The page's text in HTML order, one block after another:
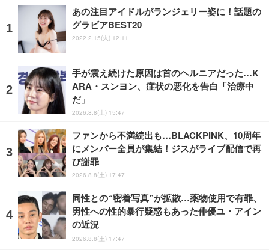
あの注目アイドルがランジェリー姿に！話題の
グラビアBEST20
2022.2.15(火) 12:11
手が震え続けた原因は首のヘルニアだった…K
ARA・スンヨン、症状の悪化を告白「治療中
だ」
2026.8.8(土) 15:47
ファンから不満続出も…BLACKPINK、10周年
にメンバー全員が集結！ジスがライブ配信で再
び謝罪
2026.8.8(土) 17:47
同性との“密着写真”が拡散…薬物使用で有罪、
男性への性的暴行疑惑もあった俳優ユ・アイン
の近況
2026.8.8(土) 17:47